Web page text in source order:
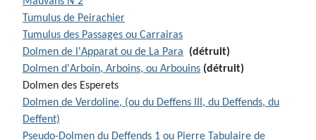
Tumulus de Peirachier
Tumulus des Passages ou Carrairas
Dolmen de l'Apparat ou de La Para
(détruit)
Dolmen d'Arboin, Arboins, ou Arbouins (détruit)
Dolmen des Esperets
Dolmen de Verdoline, (ou du Deffens III, du Deffends, du
Deffent)
Pseudo-Dolmen du Deffends 1 ou Pierre Tabulaire de